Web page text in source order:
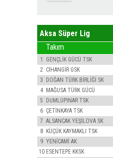
Aksa Süper Lig
Takım
1 GENÇLİK GÜCÜ TSK
2 CİHANGİR GSK
3 DOĞAN TÜRK BİRLİĞİ SK
4 MAĞUSA TÜRK GÜCÜ
5 DUMLUPINAR TSK
6 ÇETİNKAYA TSK
7 ALSANCAK YEŞİLOVA SK
8 KÜÇÜK KAYMAKLI TSK
9 YENİCAMİ AK
10 ESENTEPE KKSK